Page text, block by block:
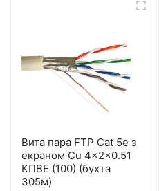
Вита пара FTP Cat 5е з
екраном Cu 4x2x0.51
КПВE (100) (бухта
305м)